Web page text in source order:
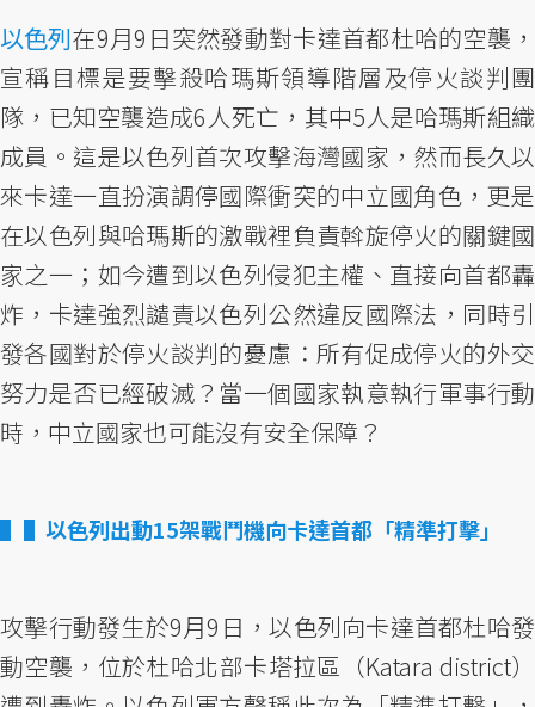
以色列在9月9日突然發動對卡達首都杜哈的空襲，
宣稱目標是要擊殺哈瑪斯領導階層及停火談判團
隊，已知空襲造成6人死亡，其中5人是哈瑪斯組織
成員。這是以色列首次攻擊海灣國家，然而長久以
來卡達一直扮演調停國際衝突的中立國角色，更是
在以色列與哈瑪斯的激戰裡負責斡旋停火的關鍵國
家之一；如今遭到以色列侵犯主權、直接向首都轟
炸，卡達強烈譴責以色列公然違反國際法，同時引
發各國對於停火談判的憂慮：所有促成停火的外交
努力是否已經破滅？當一個國家執意執行軍事行動
時，中立國家也可能沒有安全保障？
▌以色列出動15架戰鬥機向卡達首都「精準打擊」
攻擊行動發生於9月9日，以色列向卡達首都杜哈發
動空襲，位於杜哈北部卡塔拉區（Katara district）